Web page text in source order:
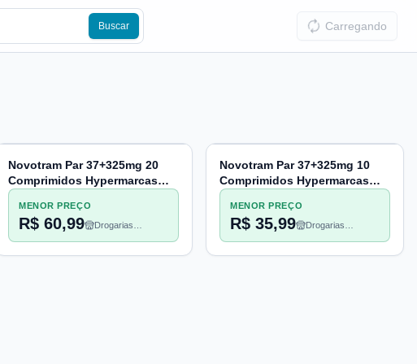
Buscar Carregando
Novotram Par 37+325mg 20
Comprimidos Hypermarcas
(A2)
MENOR PREÇO
R$ 60,99
Drogarias
Novotram Par 37+325mg 10
Comprimidos Hypermarcas
(A2)
MENOR PREÇO
R$ 35,99
Drogarias